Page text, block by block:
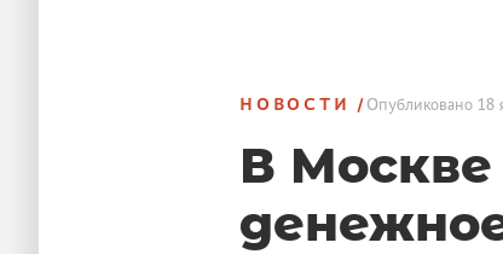
НОВОСТИ Опубликовано18
В Москве